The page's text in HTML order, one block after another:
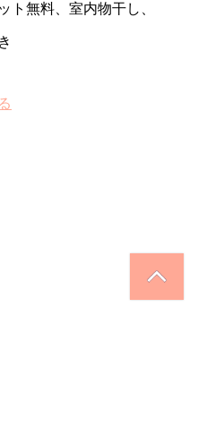
ト無料、室内物干し、